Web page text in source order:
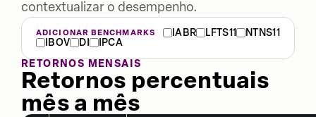
contextualizar o desempenho.
ADICIONAR BENCHMARKS IABR LFTS11
NTNS11
IBOV
DI
IPCA
RETORNOS MENSAIS
Retornos percentuais
mês a mês